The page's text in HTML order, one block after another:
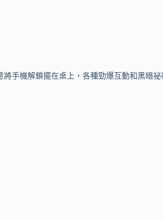
將手機解鎖擺在桌上，各種勁爆互動和黑暗